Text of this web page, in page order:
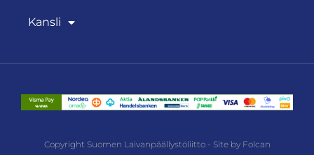
Kansli
Copyright Suomen Laivanpäällystöliitto - Site by Folcan